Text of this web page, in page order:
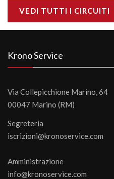
VEDI TUTTI I CIRCUITI
Krono Service
Via Collepicchione Marino, 64
00047 Marino (RM)
Segreteria
iscrizioni@kronoservice.com
Amministrazione
info@kronoservice.com